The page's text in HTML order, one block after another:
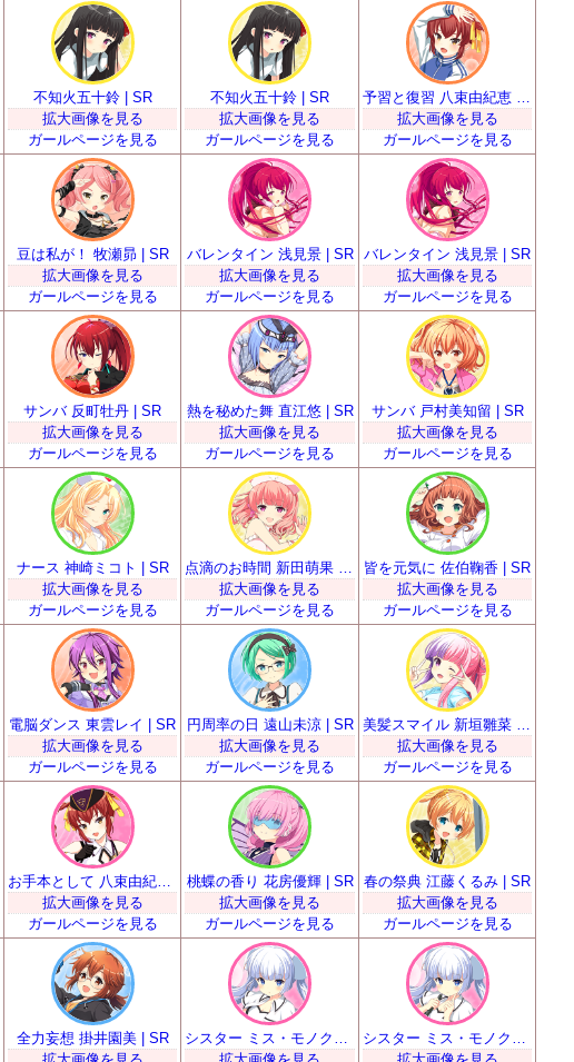
不知火五十鈴 | SR
拡大画像を見る
ガールページを見る
不知火五十鈴 | SR
拡大画像を見る
ガールページを見る
予習と復習 八束由紀恵 | SR
拡大画像を見る
ガールページを見る
豆は私が！ 牧瀬昴 | SR
拡大画像を見る
ガールページを見る
バレンタイン 浅見景 | SR
拡大画像を見る
ガールページを見る
バレンタイン 浅見景 | SR
拡大画像を見る
ガールページを見る
サンバ 反町牡丹 | SR
拡大画像を見る
ガールページを見る
熱を秘めた舞 直江悠 | SR
拡大画像を見る
ガールページを見る
サンバ 戸村美知留 | SR
拡大画像を見る
ガールページを見る
ナース 神崎ミコト | SR
拡大画像を見る
ガールページを見る
点滴のお時間 新田萌果 | SR
拡大画像を見る
ガールページを見る
皆を元気に 佐伯鞠香 | SR
拡大画像を見る
ガールページを見る
電脳ダンス 東雲レイ | SR
拡大画像を見る
ガールページを見る
円周率の日 遠山未涼 | SR
拡大画像を見る
ガールページを見る
美髪スマイル 新垣雛菜 | SR
拡大画像を見る
ガールページを見る
お手本として 八束由紀恵 | SR
拡大画像を見る
ガールページを見る
桃蝶の香り 花房優輝 | SR
拡大画像を見る
ガールページを見る
春の祭典 江藤くるみ | SR
拡大画像を見る
ガールページを見る
全力妄想 掛井園美 | SR
シスター ミス・モノクローム | SR
シスター ミス・モノクローム | SR